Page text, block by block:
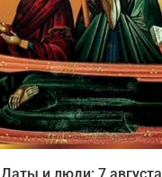
Даты и люди: 7 августа